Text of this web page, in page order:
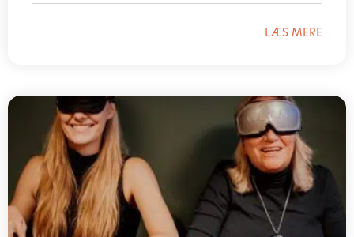
LÆS MERE